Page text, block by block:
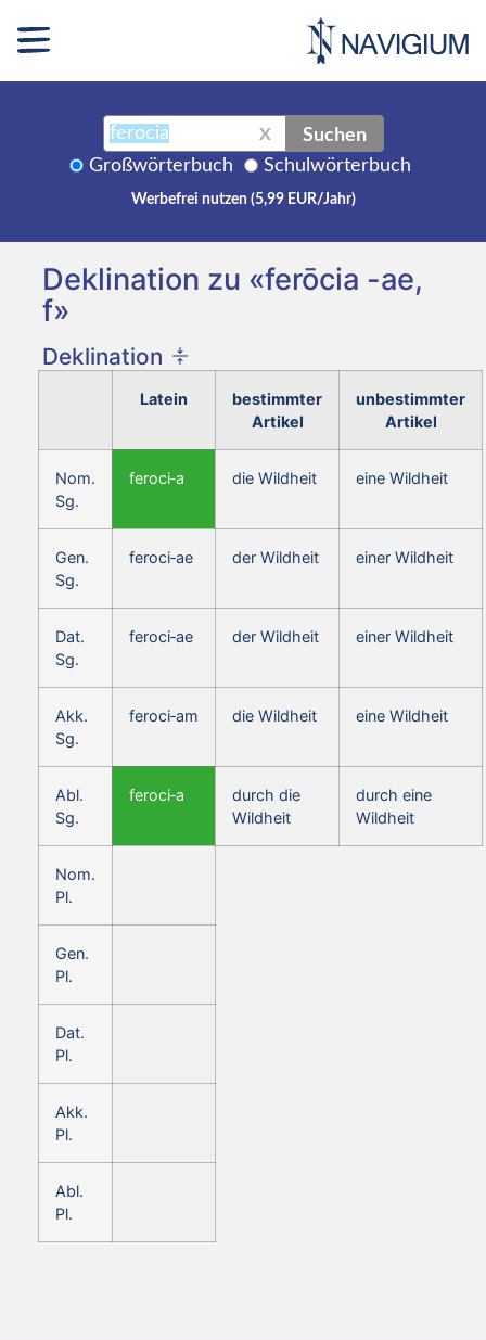
X Suchen
Großwörterbuch Schulwörterbuch
Werbefrei nutzen (5,99 EUR/Jahr)
Deklination zu «ferōcia -ae,
f»
Deklination
Latein
bestimmter
Artikel
unbestimmter
Artikel
Nom.
Sg.
feroci‑a die Wildheit eine Wildheit
Gen.
Sg.
feroci‑ae der Wildheit einer Wildheit
Dat.
Sg.
feroci‑ae der Wildheit einer Wildheit
Akk.
Sg.
feroci‑am die Wildheit eine Wildheit
Abl.
Sg.
feroci‑a
durch die
Wildheit
durch eine
Wildheit
Nom.
Pl.
Gen.
Pl.
Dat.
Pl.
Akk.
Pl.
Abl.
Pl.